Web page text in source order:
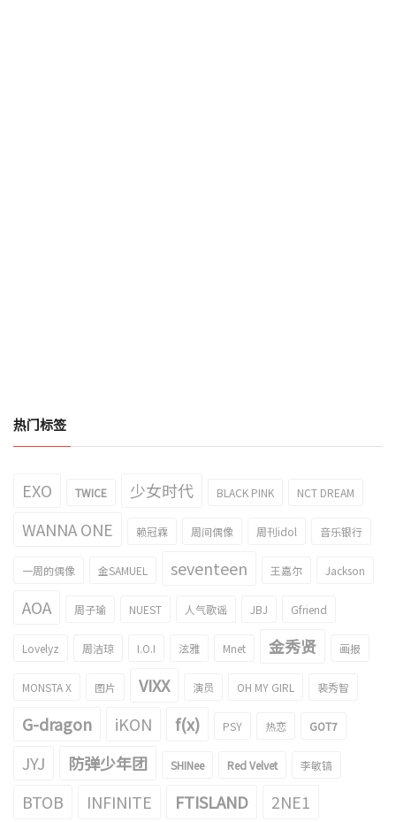
热门标签
EXO TWICE 少女时代 BLACK PINK NCT DREAM
WANNA ONE 赖冠霖 周间偶像 周刊idol 音乐银行
一周的偶像 金SAMUEL seventeen 王嘉尔 Jackson
AOA 周子瑜 NUEST 人气歌谣 JBJ Gfriend
Lovelyz 周洁琼 I.O.I 泫雅 Mnet 金秀贤 画报
MONSTA X 图片 VIXX 演员 OH MY GIRL 裴秀智
G-dragon iKON f(x) PSY 热恋 GOT7
JYJ 防弹少年团 SHINee Red Velvet 李敏镐
BTOB INFINITE FTISLAND
2NE1